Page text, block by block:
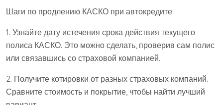
Шаги по продлению КАСКО при автокредите:
1. Узнайте дату истечения срока действия текущего
полиса КАСКО. Это можно сделать, проверив сам полис
или связавшись со страховой компанией.
2. Получите котировки от разных страховых компаний.
Сравните стоимость и покрытие, чтобы найти лучший